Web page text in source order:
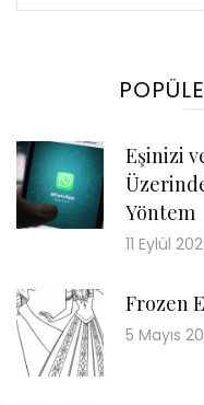
Eşinizi
Yöntem
11 Eylül
Frozen
5 Mayıs